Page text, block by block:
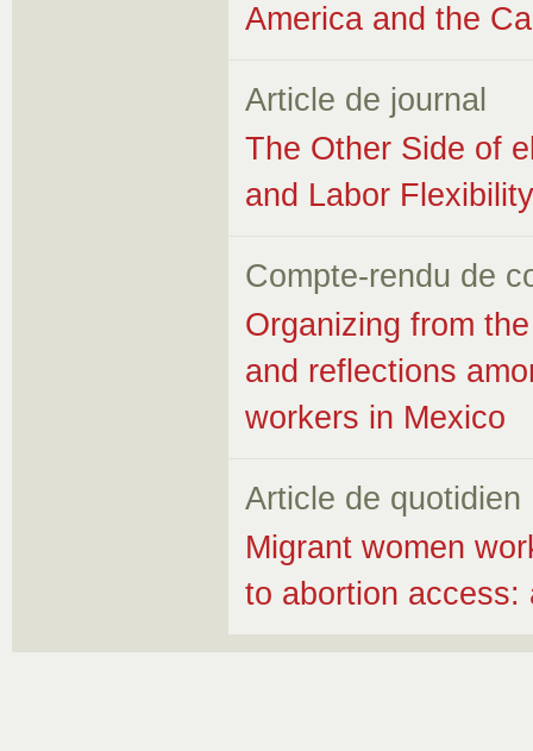
America and the
Article de journal
The Other Side of
and Labor
Compte-rendu de
Organizing from
and reflections
workers in Mexico
Article de quotidien
Migrant women
to abortion access: